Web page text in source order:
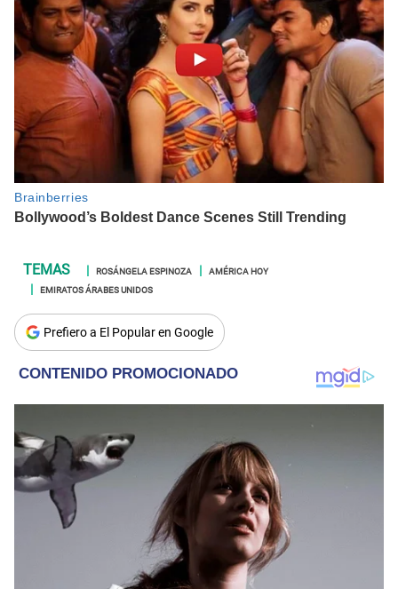
ROSÁNGELA ESPINOZA
AMÉRICA HOY
EMIRATOS ÁRABES UNIDOS
Prefiero a El Popular en Google